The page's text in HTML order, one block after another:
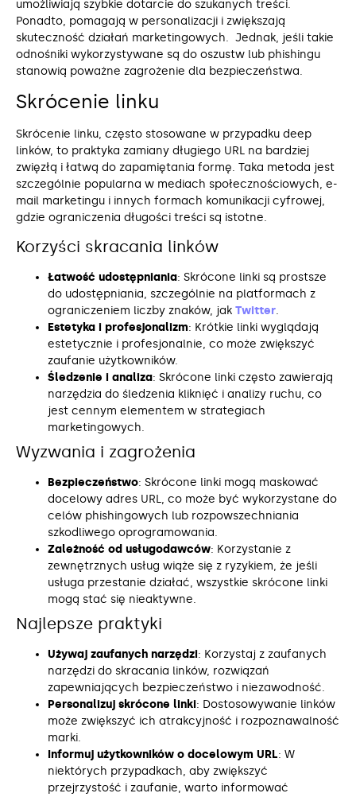
umożliwiają szybkie dotarcie do szukanych treści.
Ponadto, pomagają w personalizacji i zwiększają
skuteczność działań marketingowych. Jednak, jeśli takie
odnośniki wykorzystywane są do oszustw lub phishingu
stanowią poważne zagrożenie dla bezpieczeństwa.
Skrócenie linku
Skrócenie linku, często stosowane w przypadku deep
linków, to praktyka zamiany długiego URL na bardziej
zwięzłą i łatwą do zapamiętania formę. Taka metoda jest
szczególnie popularna w mediach społecznościowych, e-
mail marketingu i innych formach komunikacji cyfrowej,
gdzie ograniczenia długości treści są istotne.
Korzyści skracania linków
Łatwość udostępniania: Skrócone linki są prostsze
do udostępniania, szczególnie na platformach z
ograniczeniem liczby znaków, jak Twitter.
Estetyka i profesjonalizm: Krótkie linki wyglądają
estetycznie i profesjonalnie, co może zwiększyć
zaufanie użytkowników.
Śledzenie i analiza: Skrócone linki często zawierają
narzędzia do śledzenia kliknięć i analizy ruchu, co
jest cennym elementem w strategiach
marketingowych.
Wyzwania i zagrożenia
Bezpieczeństwo: Skrócone linki mogą maskować
docelowy adres URL, co może być wykorzystane do
celów phishingowych lub rozpowszechniania
szkodliwego oprogramowania.
Zależność od usługodawców: Korzystanie z
zewnętrznych usług wiąże się z ryzykiem, że jeśli
usługa przestanie działać, wszystkie skrócone linki
mogą stać się nieaktywne.
Najlepsze praktyki
Używaj zaufanych narzędzi: Korzystaj z zaufanych
narzędzi do skracania linków, rozwiązań
zapewniających bezpieczeństwo i niezawodność.
Personalizuj skrócone linki: Dostosowywanie linków
może zwiększyć ich atrakcyjność i rozpoznawalność
marki.
Informuj użytkowników o docelowym URL: W
niektórych przypadkach, aby zwiększyć
przejrzystość i zaufanie, warto informować